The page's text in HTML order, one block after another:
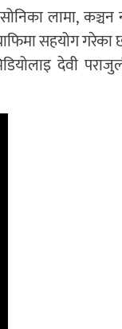
सोनिका लामा,
सहयोग गरेका
देवी